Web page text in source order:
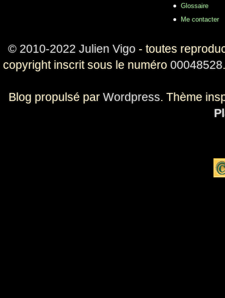
Glossaire
Me contacter
© 2010-2022 Julien Vigo - toutes
copyright inscrit sous le numéro 00048528
Blog propulsé par Wordpress. Thème